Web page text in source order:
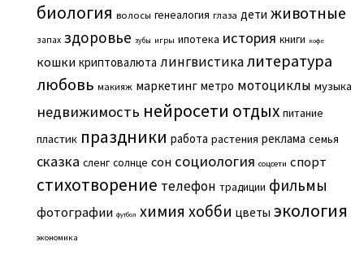
биология волосы генеалогия глаза дети животные
запах здоровье зубы игры ипотека история книги кофе
кошки криптовалюта лингвистикалитература
любовь макияж маркетинг метро мотоциклы музыка
недвижимость нейросети отдых питание
пластик праздники работа растения реклама семья
сказка сленг солнце сон социология соцсети спорт
стихотворение телефон традиции фильмы
фотографии футбол химия хобби цветы экология
экономика